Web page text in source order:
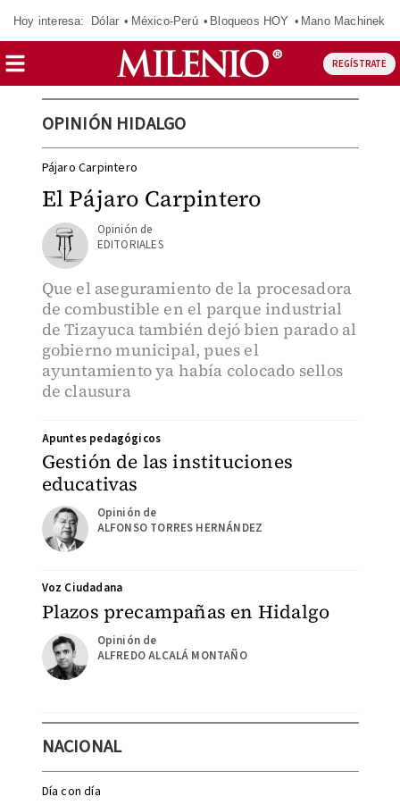
Hoy interesa: Dólar México-Perú Bloqueos HOY Mano Machinek
REGÍSTRATE
OPINIÓN HIDALGO
El Pájaro Carpintero
Pájaro Carpintero
EDITORIALES
Que el aseguramiento de la procesadora
de combustible en el parque industrial
de Tizayuca también dejó bien parado al
gobierno municipal, pues el
ayuntamiento ya había colocado sellos
de clausura
Gestión de las instituciones
educativas
Apuntes pedagógicos
ALFONSO TORRES HERNÁNDEZ
Plazos precampañas en Hidalgo
Voz Ciudadana
ALFREDO ALCALÁ MONTAÑO
NACIONAL
Día con día